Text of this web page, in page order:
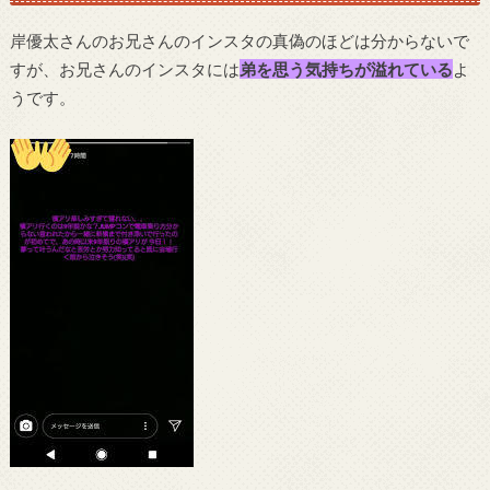
岸優太さんのお兄さんのインスタの真偽のほどは分からないで
すが、お兄さんのインスタには弟を思う気持ちが溢れているよ
うです。